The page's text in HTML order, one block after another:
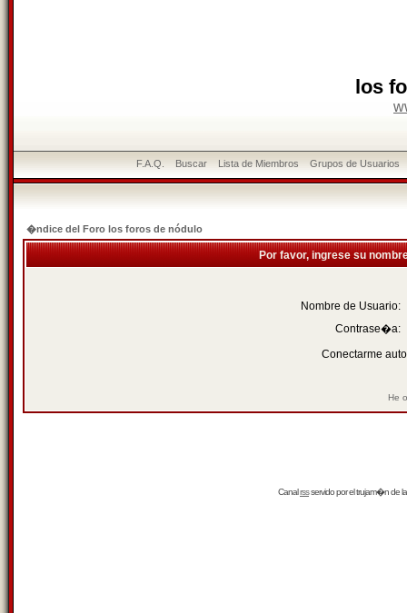
los
F.A.Q. Buscar Lista de Miembros Grupos de Usuarios
�ndice del Foro los foros de nódulo
Por favor, ingrese su
Nombre de Usuario:
Contrase�a:
Conectarme
He
Canalrssservido por eltrujam�nde